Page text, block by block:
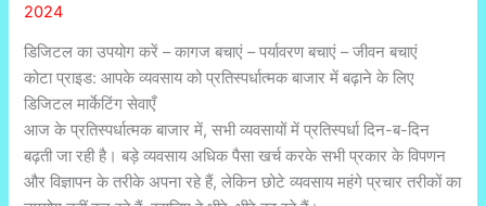
2024
डिजिटल का उपयोग करें – कागज बचाएं – पर्यावरण बचाएं – जीवन बचाएं
कोटा प्राइड: आपके व्यवसाय को प्रतिस्पर्धात्मक बाजार में बढ़ाने के लिए
डिजिटल मार्केटिंग सेवाएँ
आज के प्रतिस्पर्धात्मक बाजार में, सभी व्यवसायों में प्रतिस्पर्धा दिन-ब-दिन
बढ़ती जा रही है। बड़े व्यवसाय अधिक पैसा खर्च करके सभी प्रकार के विपणन
और विज्ञापन के तरीके अपना रहे हैं, लेकिन छोटे व्यवसाय महंगे प्रचार तरीकों का